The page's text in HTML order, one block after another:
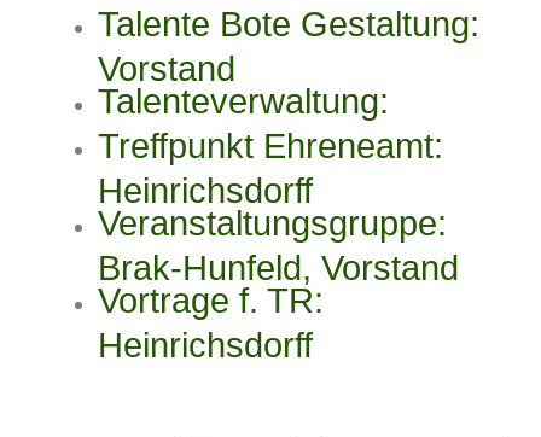
Talente Bote
Vorstand
Treffpunkt
Heinrichsdorff
Brak-Hunfeld, Vorstand
Vortrage f. TR:
Heinrichsdorff